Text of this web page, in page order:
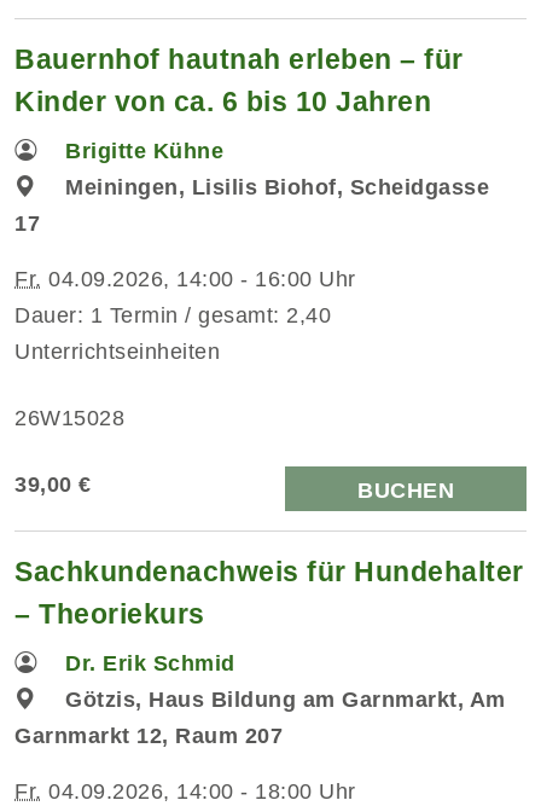
Bauernhof hautnah erleben – für
Kinder von ca. 6 bis 10 Jahren
Brigitte Kühne
Meiningen, Lisilis Biohof, Scheidgasse
17
Fr. 04.09.2026, 14:00 - 16:00 Uhr
Dauer: 1 Termin / gesamt: 2,40
Unterrichtseinheiten
26W15028
39,00 € BUCHEN
Sachkundenachweis für Hundehalter
– Theoriekurs
Dr. Erik Schmid
Götzis, Haus Bildung am Garnmarkt, Am
Garnmarkt 12, Raum 207
Fr. 04.09.2026, 14:00 - 18:00 Uhr